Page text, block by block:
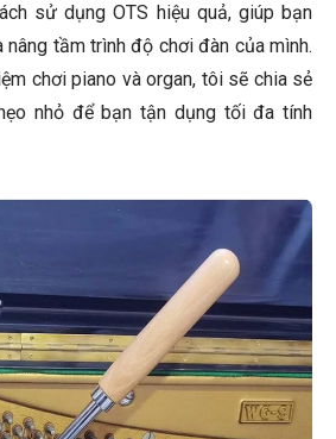
sử dụng OTS hiệu quả, giúp bạn
tầm trình độ chơi đàn của mình.
chơi piano và organ, tôi sẽ chia sẻ
nhỏ để bạn tận dụng tối đa tính